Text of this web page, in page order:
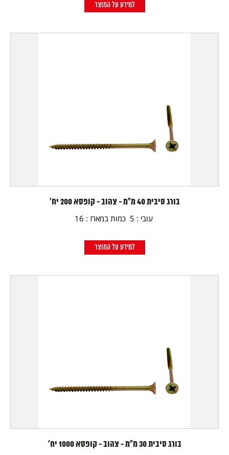
למידע על המוצר
בורג סיבית 40 מ"מ - צהוב - קופסא 200 יח'
עובי : 5 כמות במארז : 16
למידע על המוצר
בורג סיבית 30 מ"מ - צהוב - קופסא 1000 יח'